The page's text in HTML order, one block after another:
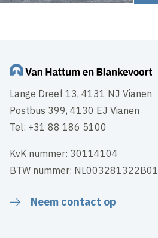
Lange Dreef 13, 4131 NJ Vianen
Postbus 399, 4130 EJ Vianen
Tel: +31 88 186 5100
KvK nummer: 30114104
BTW nummer: NL003281322B01
Neem contact op